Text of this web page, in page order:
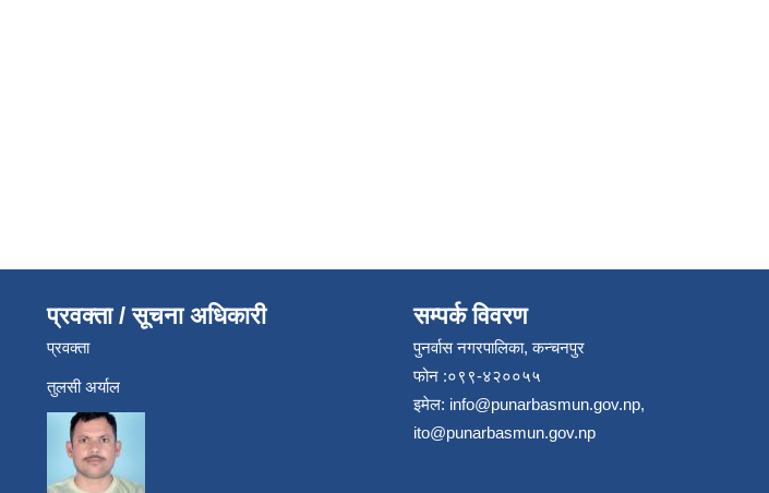
प्रवक्ता / सूचना अधिकारी
प्रवक्ता
तुलसी अर्याल
सम्पर्क विवरण
पुनर्वास नगरपालिका, कन्चनपुर
फोन :०९९-४२००५५
इमेल: info@punarbasmun.gov.np,
ito@punarbasmun.gov.np